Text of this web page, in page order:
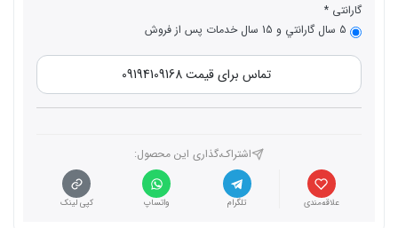
گارانتی
5 سال گارانتي و 15 سال خدمات پس از فروش
تماس برای قیمت 09194109168
اشتراک،گذاری این محصول‌:
علاقه‌مندی تلگرام واتساپ کپی لینک